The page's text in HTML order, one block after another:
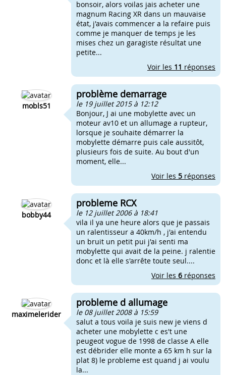
bonsoir, alors voilas jais acheter une
magnum Racing XR dans un mauvaise
état, j'avais commencer a la refaire puis
comme je manquer de temps je les
mises chez un garagiste résultat une
petite...
Voir les 11 réponses
mobls51
problème demarrage
le 19 juillet 2015 à 12:12
Bonjour, J ai une mobylette avec un
moteur av10 et un allumage a rupteur,
lorsque je souhaite démarrer la
mobylette démarre puis cale aussitôt,
plusieurs fois de suite. Au bout d'un
moment, elle...
Voir les 5 réponses
bobby44
probleme RCX
le 12 juillet 2006 à 18:41
vila il ya une heure alors que je passais
un ralentisseur a 40km/h , j'ai entendu
un bruit un petit pui j'ai senti ma
mobylette qui avait de la peine. j ralentie
donc et là elle s'arrête toute seul....
Voir les 6 réponses
maximelerider
probleme d allumage
le 08 juillet 2008 à 15:59
salut a tous voila je suis new je viens d
acheter une mobylette c es't une
peugeot vogue de 1998 de classe A elle
est débrider elle monte a 65 km h sur la
plat 8) le probleme est quand j ai voulu
la...